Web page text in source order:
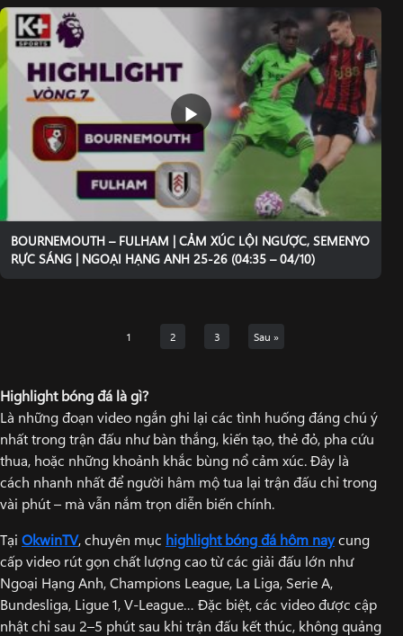
BOURNEMOUTH – FULHAM | CẢM XÚC LỘI NGƯỢC, SEMENYO
RỰC SÁNG | NGOẠI HẠNG ANH 25-26 (04:35 – 04/10)
1 2 3 Sau »
Highlight bóng đá là gì?
Là những đoạn video ngắn ghi lại các tình huống đáng chú ý
nhất trong trận đấu như bàn thắng, kiến tạo, thẻ đỏ, pha cứu
thua, hoặc những khoảnh khắc bùng nổ cảm xúc. Đây là
cách nhanh nhất để người hâm mộ tua lại trận đấu chỉ trong
vài phút – mà vẫn nắm trọn diễn biến chính.
Tại OkwinTV, chuyên mục highlight bóng đá hôm naycung
cấp video rút gọn chất lượng cao từ các giải đấu lớn như
Ngoại Hạng Anh, Champions League, La Liga, Serie A,
Bundesliga, Ligue 1, V-League… Đặc biệt, các video được cập
nhật chỉ sau 2–5 phút sau khi trận đấu kết thúc, không quảng